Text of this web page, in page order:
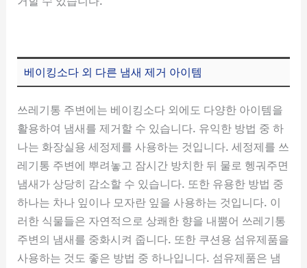
베이킹소다 외 다른 냄새 제거 아이템
쓰레기통 주변에는 베이킹소다 외에도 다양한 아이템을
활용하여 냄새를 제거할 수 있습니다. 유익한 방법 중 하
나는 화장실용 세정제를 사용하는 것입니다. 세정제를 쓰
레기통 주변에 뿌려놓고 잠시간 방치한 뒤 물로 헹궈주면
냄새가 상당히 감소할 수 있습니다. 또한 유용한 방법 중
하나는 차나 잎이나 모자란 잎을 사용하는 것입니다. 이
러한 식물들은 자연적으로 상쾌한 향을 내뿜어 쓰레기통
주변의 냄새를 중화시켜 줍니다. 또한 쿠션용 섬유제품을
사용하는 것도 좋은 방법 중 하나입니다. 섬유제품은 냄